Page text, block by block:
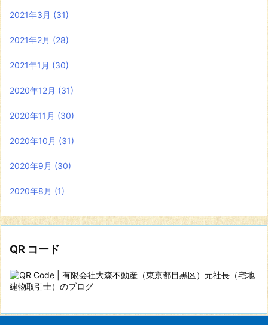
2021年3月 (31)
2021年2月 (28)
2021年1月 (30)
2020年12月 (31)
2020年11月 (30)
2020年10月 (31)
2020年9月 (30)
2020年8月 (1)
QR コード